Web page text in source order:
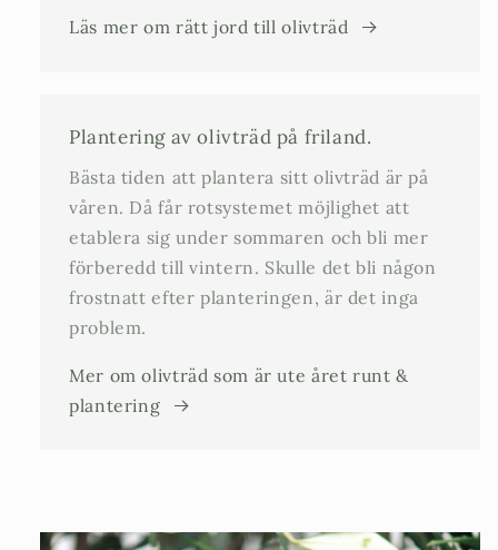
Läs mer om rätt jord till olivträd
Plantering av olivträd på friland.
Bästa tiden att plantera sitt olivträd är på
våren. Då får rotsystemet möjlighet att
etablera sig under sommaren och bli mer
förberedd till vintern. Skulle det bli någon
frostnatt efter planteringen, är det inga
problem.
Mer om olivträd som är ute året runt &
plantering